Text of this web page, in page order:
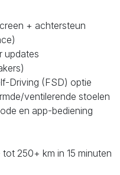
+ achtersteun
updates
Driving (FSD) optie
ventilerende stoelen
en app-bediening
250+ km in 15 minuten